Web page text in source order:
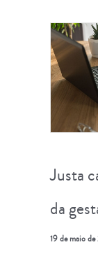
Justa
da
19 de maio